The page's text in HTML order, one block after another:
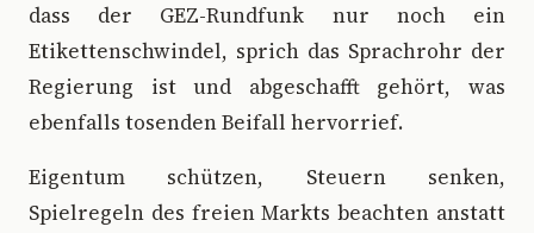
dass der GEZ-Rundfunk nur noch ein
Etikettenschwindel, sprich das Sprachrohr der
Regierung ist und abgeschafft gehört, was
ebenfalls tosenden Beifall hervorrief.
Eigentum schützen, Steuern senken,
Spielregeln des freien Markts beachten anstatt